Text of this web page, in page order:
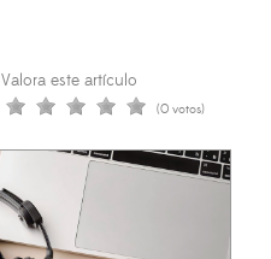
Valora este artículo
(0 votos)